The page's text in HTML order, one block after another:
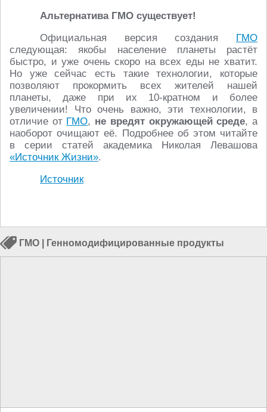
Альтернатива ГМО существует!
Официальная версия создания ГМО
следующая: якобы население планеты растёт
быстро, и уже очень скоро на всех еды не хватит.
Но уже сейчас есть такие технологии, которые
позволяют прокормить всех жителей нашей
планеты, даже при их 10-кратном и более
увеличении! Что очень важно, эти технологии, в
отличие от ГМО, не вредят окружающей среде, а
наоборот очищают её. Подробнее об этом читайте
в серии статей академика Николая Левашова
«Источник Жизни».
Источник
ГМО Генномодифицированные продукты